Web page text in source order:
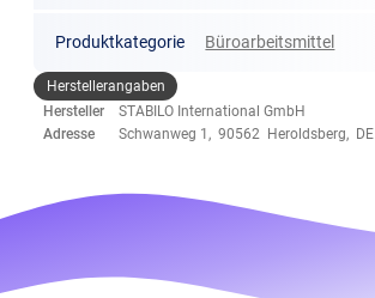
Produktkategorie Büroarbeitsmittel
Herstellerangaben
Hersteller
STABILO International GmbH
Adresse
Schwanweg 1, 90562 Heroldsberg, DE